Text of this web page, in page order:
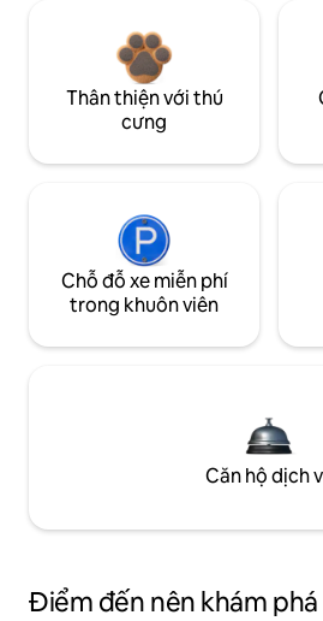
Thân thiện với thú
cưng
Chỗ đỗ xe miễn phí
trong khuôn viên
Căn hộ dịch
Điểm đến nên khám phá